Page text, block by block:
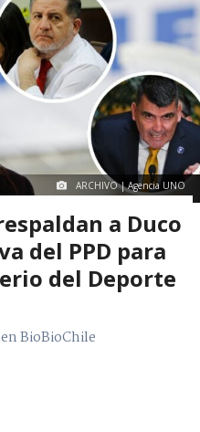
ARCHIVO | Agencia UNO
a Duco
del PPD para
del Deporte
BioBioChile